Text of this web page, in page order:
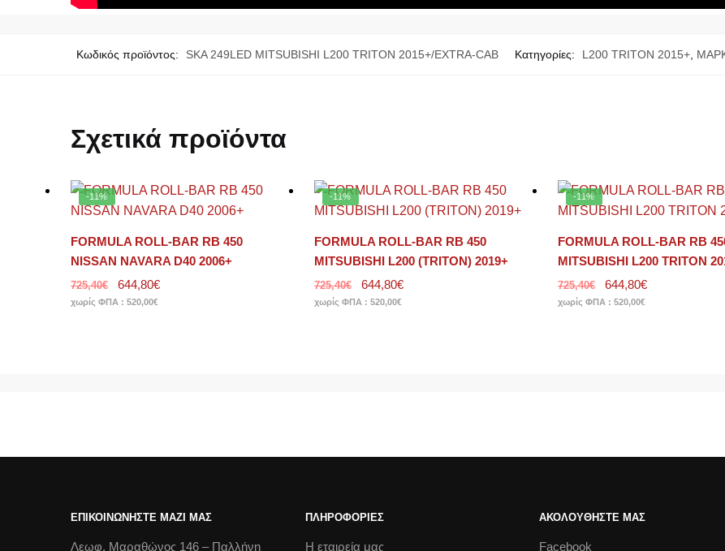
Κωδικός προϊόντος: SKA 249LED MITSUBISHI L200 TRITON 2015+/EXTRA-CAB Κατηγορίες: L200 TRITON 2015+
Σχετικά προϊόντα
-11%
FORMULA ROLL-BAR RB 450
NISSAN NAVARA D40 2006+
725,40€ 644,80€
χωρίς ΦΠΑ :520,00€
-11%
FORMULA ROLL-BAR RB 450
MITSUBISHI L200 (TRITON) 2019+
725,40€ 644,80€
χωρίς ΦΠΑ : 520,00€
-11%
FORMULA ROLL-BAR RB
MITSUBISHI L200 TRITON
725,40€ 644,80€
χωρίς ΦΠΑ : 520,00€
ΕΠΙΚΟΙΝΩΝΗΣΤΕ ΜΑΖΙ ΜΑΣ
Λεωφ. Μαραθώνος 146 – Παλλήνη
ΠΛΗΡΟΦΟΡΙΕΣ
Η εταιρεία μας
ΑΚΟΛΟΥΘΗΣΤΕ ΜΑΣ
Facebook